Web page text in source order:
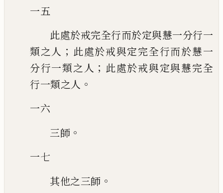
一五
此處於戒完全行而於定與慧一分行一
類之人 ； 此處於戒與定完全行而於慧一
分行一類之人 ； 此處於戒與定與慧完全
行一類之人 。
一六
三師 。
一七
其他之三師 。